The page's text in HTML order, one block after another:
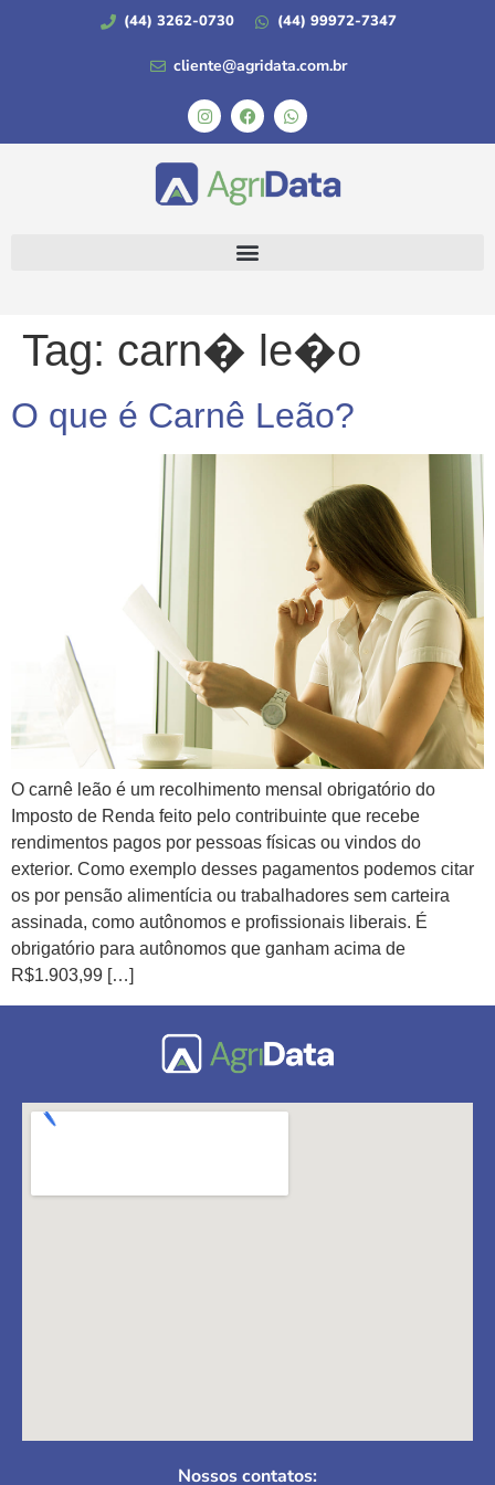
(44) 3262-0730 (44) 99972-7347
cliente@agridata.com.br
Tag: carn� le�o
O que é Carnê Leão?
O carnê leão é um recolhimento mensal obrigatório do
Imposto de Renda feito pelo contribuinte que recebe
rendimentos pagos por pessoas físicas ou vindos do
exterior. Como exemplo desses pagamentos podemos citar
os por pensão alimentícia ou trabalhadores sem carteira
assinada, como autônomos e profissionais liberais. É
obrigatório para autônomos que ganham acima de
R$1.903,99 […]
Nossos contatos: